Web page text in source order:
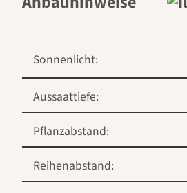
Sonnenlicht:
Aussaattiefe:
Pflanzabstand:
Reihenabstand: